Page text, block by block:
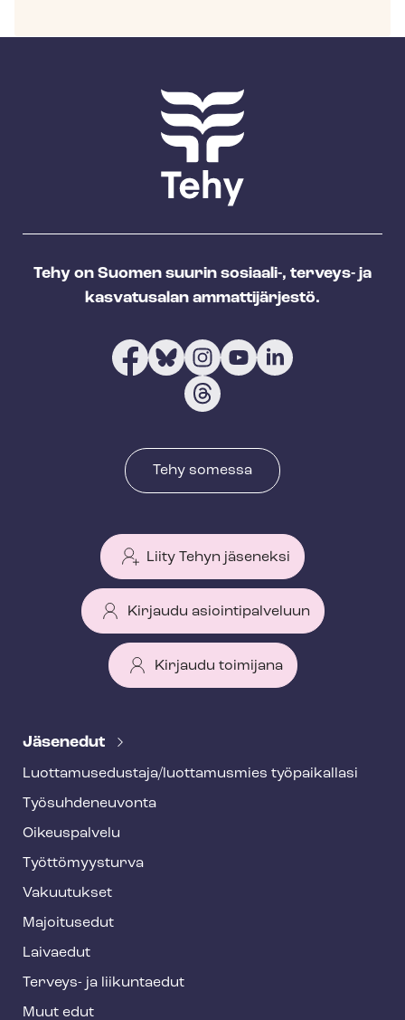
Tehy on Suomen suurin sosiaali-, terveys- ja
kasvatusalan ammattijärjestö.
Tehy somessa
Liity Tehyn jäseneksi
Kirjaudu asiointipalveluun
Kirjaudu toimijana
e
f
o
o
t
e
Jäsenedut
Luot­ta­muse­dus­ta­ja/luottamusmies työpaikallasi
Työ­suh­de­neu­von­ta
Oikeuspalvelu
Työt­tö­myys­tur­va
Vakuutukset
Majoitusedut
Laivaedut
Terveys- ja liikuntaedut
Muut edut